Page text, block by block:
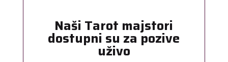
Naši Tarot majstori
dostupni su za pozive
uživo